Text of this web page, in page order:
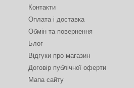
Контакти
Оплата і доставка
Обмін та повернення
Блог
Відгуки про магазин
Договір публічної оферти
Мапа сайту